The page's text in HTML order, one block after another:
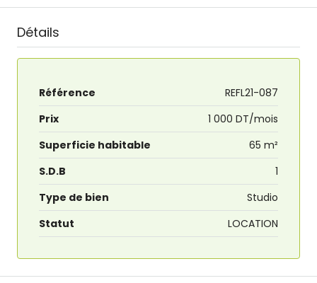
Détails
Référence
REFL21-087
Prix
1 000 DT/mois
Superficie habitable
65 m²
S.D.B
1
Type de bien
Studio
Statut
LOCATION